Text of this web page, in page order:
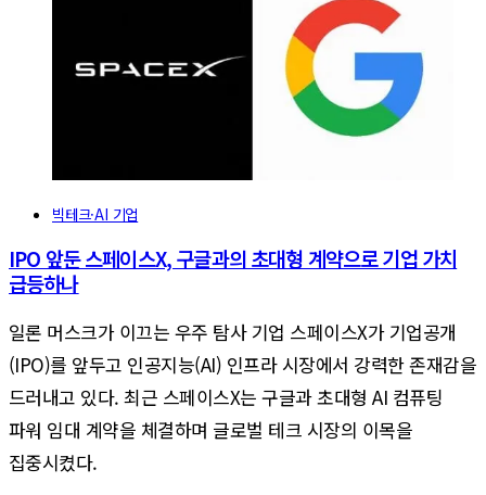
빅테크·AI 기업
IPO 앞둔 스페이스X, 구글과의 초대형 계약으로 기업 가치
급등하나
일론 머스크가 이끄는 우주 탐사 기업 스페이스X가 기업공개
(IPO)를 앞두고 인공지능(AI) 인프라 시장에서 강력한 존재감을
드러내고 있다. 최근 스페이스X는 구글과 초대형 AI 컴퓨팅
파워 임대 계약을 체결하며 글로벌 테크 시장의 이목을
집중시켰다.